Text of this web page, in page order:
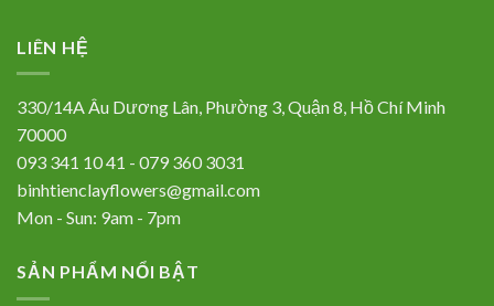
LIÊN HỆ
330/14A Âu Dương Lân, Phường 3, Quận 8, Hồ Chí Minh
70000
093 341 10 41 - 079 360 3031
binhtienclayflowers@gmail.com
Mon - Sun: 9am - 7pm
SẢN PHẨM NỔI BẬT